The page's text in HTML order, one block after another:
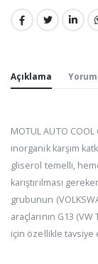
Paylaş:
Açıklama
MOTUL AUTO
inorganik karşım
gliserol temelli,
karıştırılması
grubunun
araçlarının G13
için özellikle tavsiye